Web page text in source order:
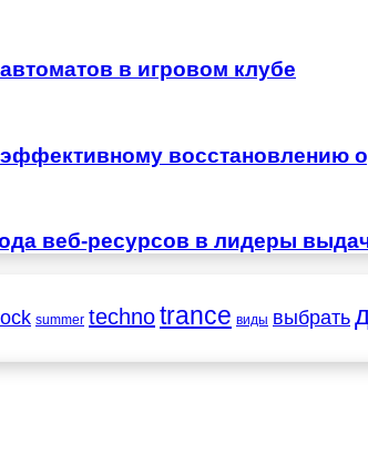
в игровом клубе
восстановлению
веб-ресурсов в лидеры
summer technotrance виды выбрать